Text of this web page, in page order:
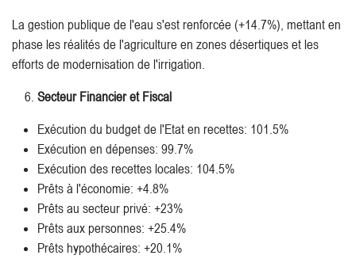
La gestion publique de l'eau s'est renforcée (+14.7%), mettant en
phase les réalités de l'agriculture en zones désertiques et les
efforts de modernisation de l'irrigation.
Secteur Financier et Fiscal
Exécution du budget de l'Etat en recettes: 101.5%
Exécution en dépenses: 99.7%
Exécution des recettes locales: 104.5%
Prêts à l'économie: +4.8%
Prêts au secteur privé: +23%
Prêts aux personnes: +25.4%
Prêts hypothécaires: +20.1%